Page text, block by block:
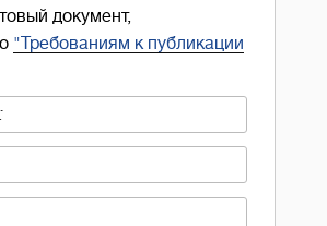
документ,
"Требованиям к публикации